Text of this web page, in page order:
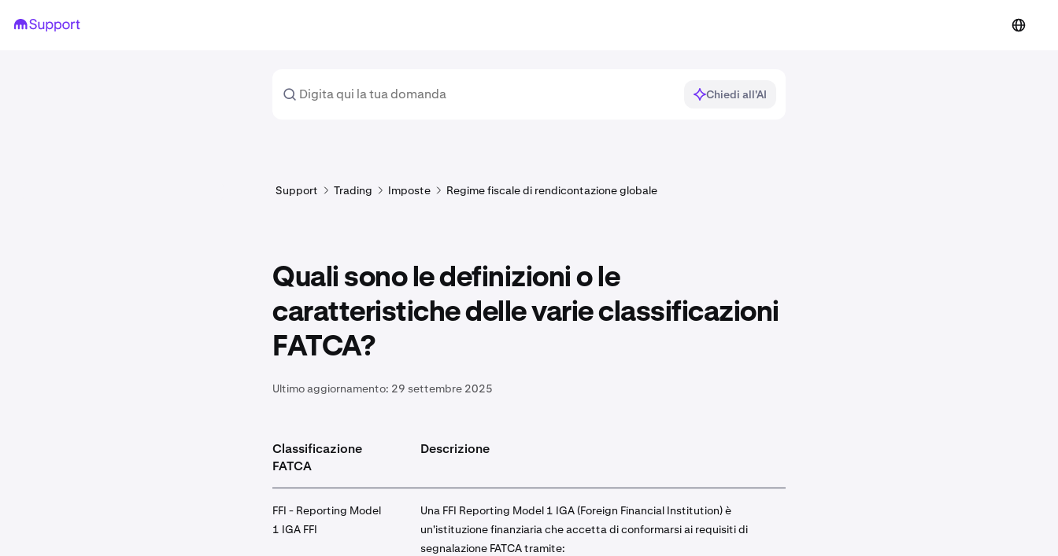
Chiedi all'AI
Support Trading Imposte Regime fiscale di rendicontazione globale
Quali sono le definizioni o le
caratteristiche delle varie classificazioni
FATCA?
Ultimo aggiornamento: 29 settembre 2025
Classificazione
FATCA
Descrizione
FFI - Reporting Model
1 IGA FFI
Una FFI Reporting Model 1 IGA (Foreign Financial Institution) è
un'istituzione finanziaria che accetta di conformarsi ai requisiti di
segnalazione FATCA tramite: